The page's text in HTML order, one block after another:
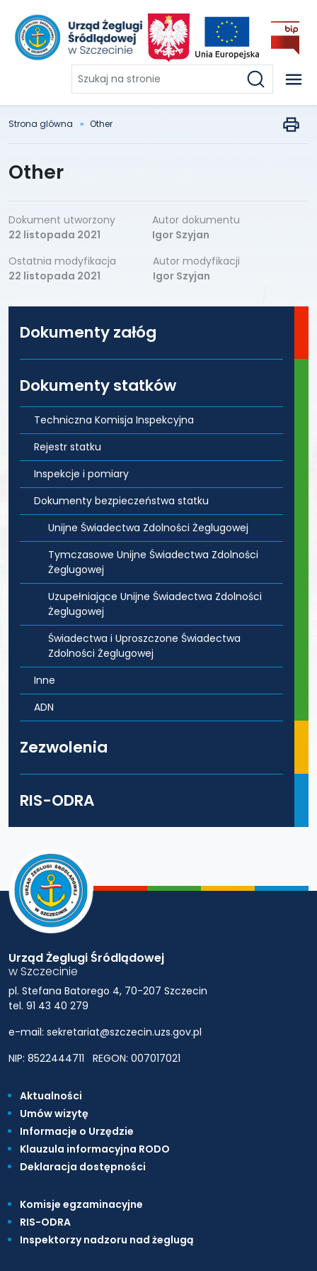
Szukaj
na
stronie
Strona glówna Other
Other
Dokument utworzony
22 listopada 2021
Autor dokumentu
Igor Szyjan
Ostatnia modyfikacja
22 listopada 2021
Autor modyfikacji
Igor Szyjan
Dokumenty załóg
Dokumenty statków
Techniczna Komisja Inspekcyjna
Rejestr statku
Inspekcje i pomiary
Dokumenty bezpieczeństwa statku
Unijne Świadectwa Zdolności Żeglugowej
Tymczasowe Unijne Świadectwa Zdolności
Żeglugowej
Uzupełniające Unijne Świadectwa Zdolności
Żeglugowej
Świadectwa i Uproszczone Świadectwa
Zdolności Żeglugowej
Inne
ADN
Zezwolenia
RIS-ODRA
Urząd Żeglugi Śródlądowej
w Szczecinie
pl. Stefana Batorego 4, 70-207 Szczecin
tel. 91 43 40 279
e-mail: sekretariat@szczecin.uzs.gov.pl
NIP: 8522444711
REGON: 007017021
Aktualności
Umów wizytę
Informacje o Urzędzie
Klauzula informacyjna RODO
Deklaracja dostępności
Komisje egzaminacyjne
RIS-ODRA
Inspektorzy nadzoru nad żeglugą